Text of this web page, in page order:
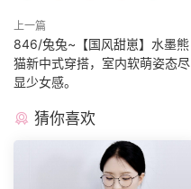
上一篇
846/兔兔~【国风甜崽】水墨熊
猫新中式穿搭，室内软萌姿态尽
显少女感。
猜你喜欢